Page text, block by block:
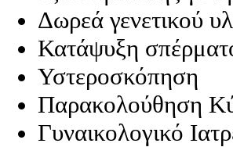
Δωρεά γενετικού
Κατάψυξη
Υστεροσκόπηση
Παρακολούθηση
Γυναικολογικό